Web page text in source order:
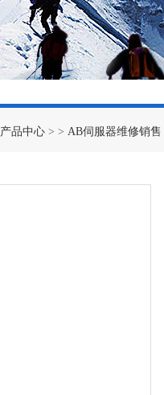
产品中心 > > AB伺服器维修销售